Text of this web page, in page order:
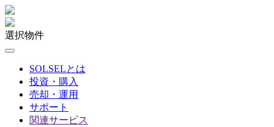
選択物件
SOLSELとは
投資・購入
売却・運用
サポート
関連サービス